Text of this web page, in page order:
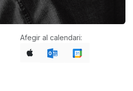
Afegir al calendari: